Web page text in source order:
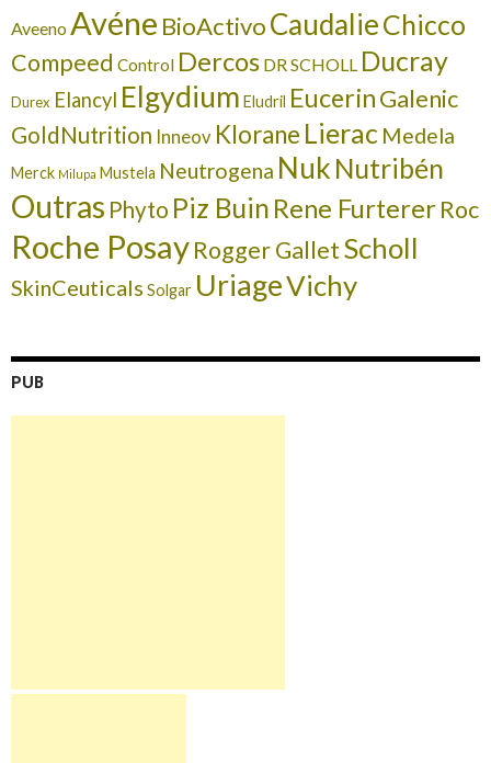
Aveeno Avéne BioActivoCaudalieChicco
Compeed Control Dercos DR SCHOLL Ducray
Durex Elancyl Elgydium Eludril EucerinGalenic
GoldNutrition Inneov Klorane Lierac Medela
Merck Milupa Mustela Neutrogena Nuk Nutribén
Outras Phyto Piz Buin Rene FurtererRoc
Roche PosayRogger GalletScholl
SkinCeuticals Solgar UriageVichy
PUB